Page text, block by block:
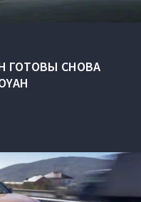
ГОТОВЫ СНОВА